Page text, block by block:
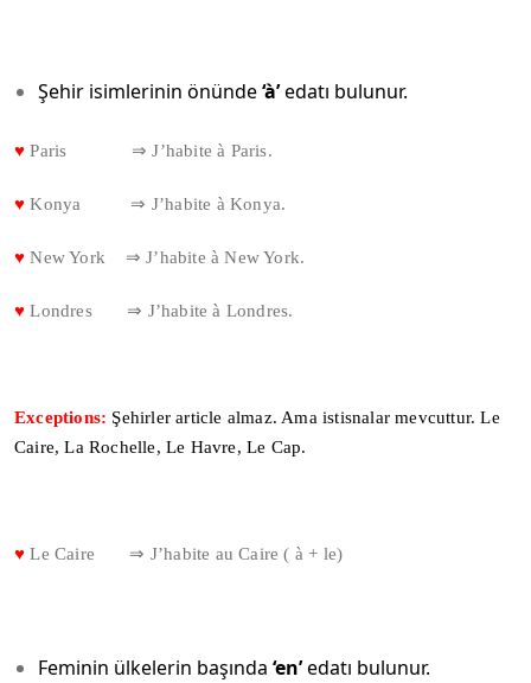
Şehir isimlerinin önünde‘à’edatı bulunur.
♥ Paris ⇒ J’habite à Paris.
♥ Konya ⇒ J’habite à Konya.
♥ New York ⇒ J’habite à New York.
♥ Londres ⇒ J’habite à Londres.
Exceptions: Şehirler article almaz. Ama istisnalar mevcuttur. Le
Caire, La Rochelle, Le Havre, Le Cap.
♥ Le Caire ⇒ J’habite au Caire ( à + le)
Feminin ülkelerin başında ‘en’edatı bulunur.